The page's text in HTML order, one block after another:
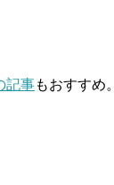
記事もおすすめ。